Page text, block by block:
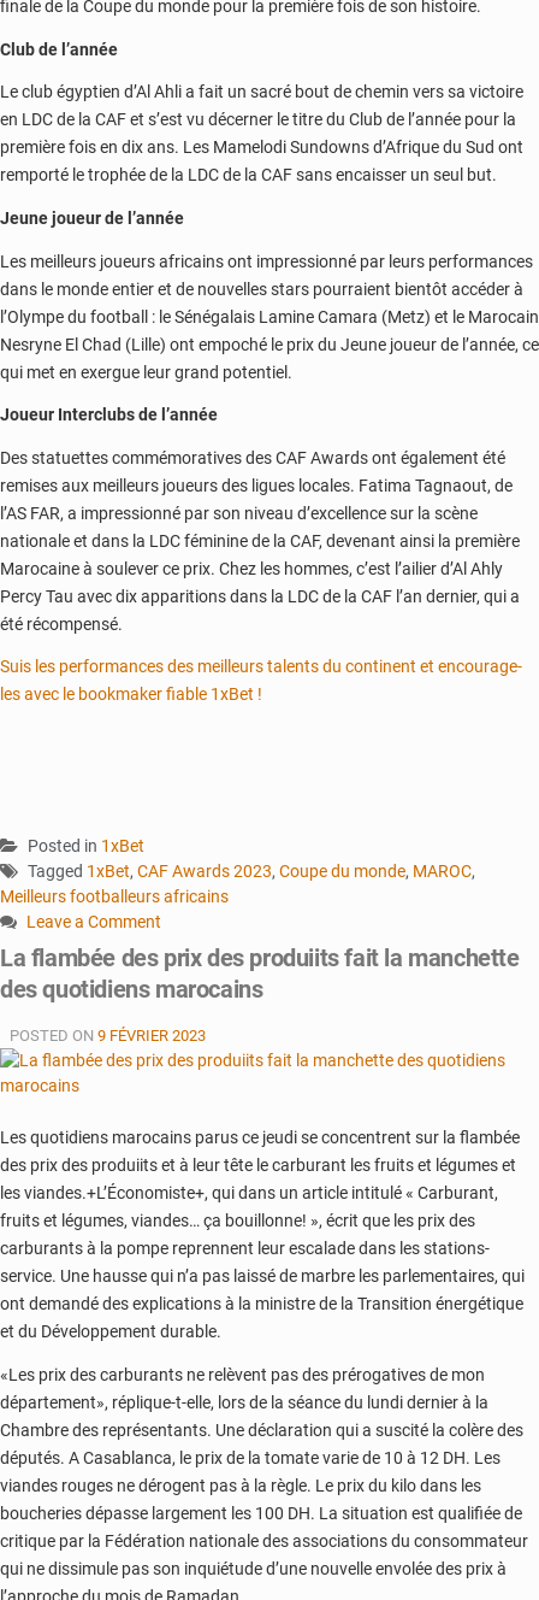
finale de la Coupe du monde pour la première fois de son histoire.
Club de l’année
Le club égyptien d’Al Ahli a fait un sacré bout de chemin vers sa victoire
en LDC de la CAF et s’est vu décerner le titre du Club de l’année pour la
première fois en dix ans. Les Mamelodi Sundowns d’Afrique du Sud ont
remporté le trophée de la LDC de la CAF sans encaisser un seul but.
Jeune joueur de l’année
Les meilleurs joueurs africains ont impressionné par leurs performances
dans le monde entier et de nouvelles stars pourraient bientôt accéder à
l’Olympe du football : le Sénégalais Lamine Camara (Metz) et le Marocain
Nesryne El Chad (Lille) ont empoché le prix du Jeune joueur de l’année, ce
qui met en exergue leur grand potentiel.
Joueur Interclubs de l’année
Des statuettes commémoratives des CAF Awards ont également été
remises aux meilleurs joueurs des ligues locales. Fatima Tagnaout, de
l’AS FAR, a impressionné par son niveau d’excellence sur la scène
nationale et dans la LDC féminine de la CAF, devenant ainsi la première
Marocaine à soulever ce prix. Chez les hommes, c’est l’ailier d’Al Ahly
Percy Tau avec dix apparitions dans la LDC de la CAF l’an dernier, qui a
été récompensé.
Suis les performances des meilleurs talents du continent et encourage-
les avec le bookmaker fiable 1xBet !
Posted in 1xBet
Tagged 1xBet, CAF Awards 2023, Coupe du monde, MAROC,
Meilleurs footballeurs africains
Leave a Comment
on
Une
fête
talents
africains:
1xBet
les
résultats
des
CAF
Awards
2023
La flambée des prix des produiits fait la manchette
des quotidiens marocains
POSTED ON 9 FÉVRIER 2023
Les quotidiens marocains parus ce jeudi se concentrent sur la flambée
des prix des produiits et à leur tête le carburant les fruits et légumes et
les viandes.+L’Économiste+, qui dans un article intitulé « Carburant,
fruits et légumes, viandes… ça bouillonne! », écrit que les prix des
carburants à la pompe reprennent leur escalade dans les stations-
service. Une hausse qui n’a pas laissé de marbre les parlementaires, qui
ont demandé des explications à la ministre de la Transition énergétique
et du Développement durable.
«Les prix des carburants ne relèvent pas des prérogatives de mon
département», réplique-t-elle, lors de la séance du lundi dernier à la
Chambre des représentants. Une déclaration qui a suscité la colère des
députés. A Casablanca, le prix de la tomate varie de 10 à 12 DH. Les
viandes rouges ne dérogent pas à la règle. Le prix du kilo dans les
boucheries dépasse largement les 100 DH. La situation est qualifiée de
critique par la Fédération nationale des associations du consommateur
qui ne dissimule pas son inquiétude d’une nouvelle envolée des prix à
l’approche du mois de Ramadan.